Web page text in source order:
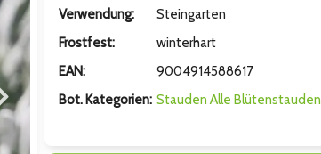
Zum nächsten Bild
Verwendung:
Steingarten
Frostfest:
winterhart
EAN:
9004914588617
Bot. Kategorien: Stauden Alle Blütenstauden